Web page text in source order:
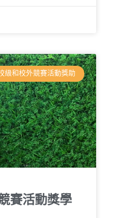
級和校外競賽活動獎助
賽活動獎學